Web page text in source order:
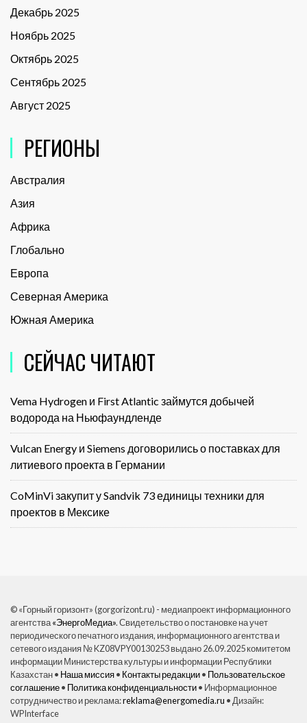
Декабрь 2025
Ноябрь 2025
Октябрь 2025
Сентябрь 2025
Август 2025
РЕГИОНЫ
Австралия
Азия
Африка
Глобально
Европа
Северная Америка
Южная Америка
СЕЙЧАС ЧИТАЮТ
Vema Hydrogen и First Atlantic займутся добычей
водорода на Ньюфаундленде
Vulcan Energy и Siemens договорились о поставках для
литиевого проекта в Германии
CoMinVi закупит у Sandvik 73 единицы техники для
проектов в Мексике
© «Горный горизонт» (gorgorizont.ru) - медиапроект информационного
агентства«ЭнергоМедиа». Свидетельство о постановке на учет
периодического печатного издания, информационного агентства и
сетевого издания № KZ08VPY00130253 выдано 26.09.2025 комитетом
информации Министерства культуры и информации Республики
Казахстан • Наша миссия• Контакты редакции• Пользовательское
соглашение• Политика конфиденциальности• Информационное
сотрудничество и реклама:reklama@energomedia.ru • Дизайн:
WPInterface